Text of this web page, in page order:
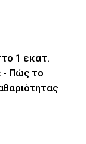
1 εκατ.
- Πώς το